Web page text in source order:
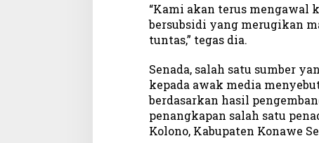
i
S
P
N
T
a
m
p
o
“Kami akan terus mengawal
bersubsidi yang merugikan
tuntas,” tegas dia.
Senada, salah satu sumber
kepada awak media
berdasarkan hasil
penangkapan salah satu
Kolono, Kabupaten Konawe